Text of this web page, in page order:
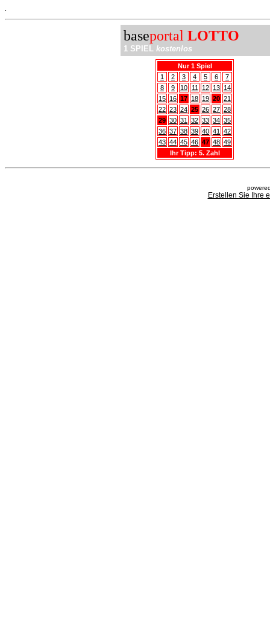
baseportal LOTTO
1 SPIEL kostenlos
Nur 1 Spiel
1
2 3 4 5 6
7
8
9 10 11 12 13 14
15 16 17 18 19 20 21
22 23 24 25 26 27 28
29 30 31 32 33 34 35
36 37 38 39 40 41
42
43 44 45 46 47 48 49
Ihr Tipp: 5. Zahl
Erstellen Sie Ihre